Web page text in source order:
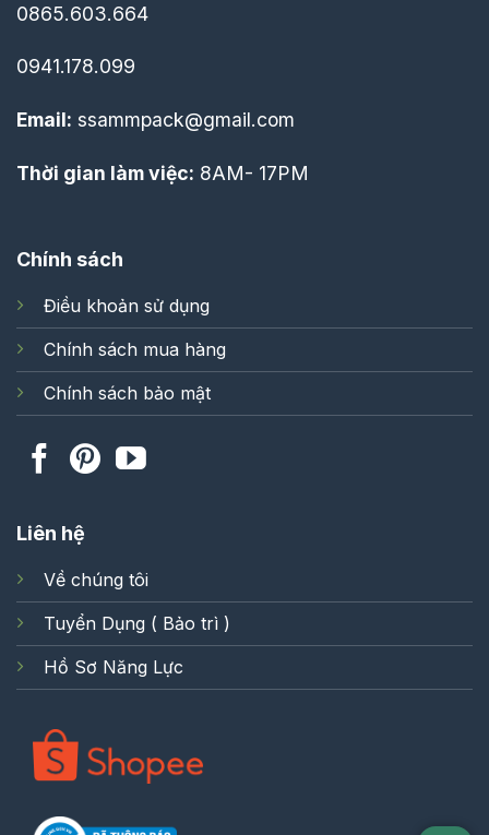
0865.603.664
0941.178.099
Email: ssammpack@gmail.com
Thời gian làm việc: 8AM- 17PM
Chính sách
Điều khoản sử dụng
Chính sách mua hàng
Chính sách bảo mật
Liên hệ
Về chúng tôi
Tuyển Dụng ( Bảo trì )
Hồ Sơ Năng Lực